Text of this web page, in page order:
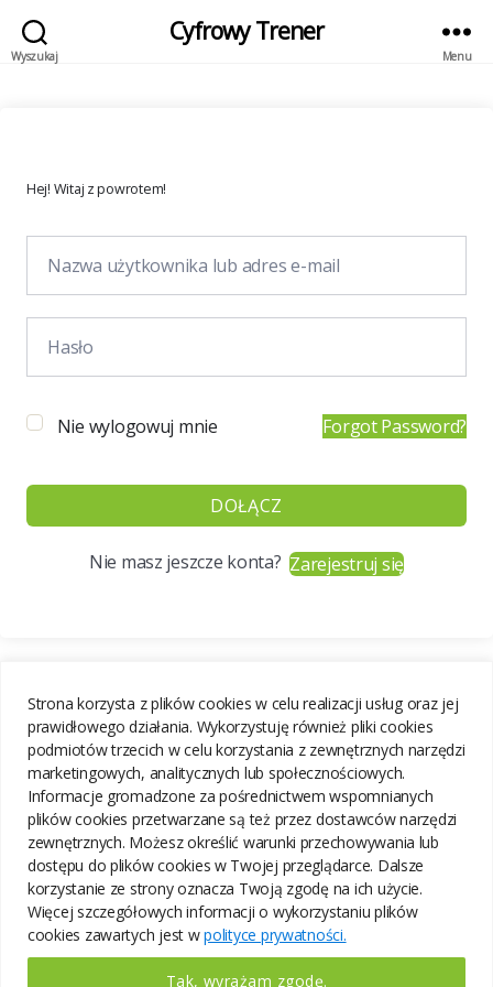
Strona korzysta z plików cookies w celu realizacji usług oraz jej
prawidłowego działania. Wykorzystuję również pliki cookies
podmiotów trzecich w celu korzystania z zewnętrznych narzędzi
marketingowych, analitycznych lub społecznościowych.
Informacje gromadzone za pośrednictwem wspomnianych
plików cookies przetwarzane są też przez dostawców narzędzi
zewnętrznych. Możesz określić warunki przechowywania lub
dostępu do plików cookies w Twojej przeglądarce. Dalsze
korzystanie ze strony oznacza Twoją zgodę na ich użycie.
Więcej szczegółowych informacji o wykorzystaniu plików
cookies zawartych jest wpolityce prywatności.
Tak, wyrażam zgodę.
Wyszukaj
Cyfrowy Trener
Menu
Hej! Witaj z powrotem!
Nie wylogowuj mnie Forgot Password?
DOŁĄCZ
Nie masz jeszcze konta?Zarejestruj się